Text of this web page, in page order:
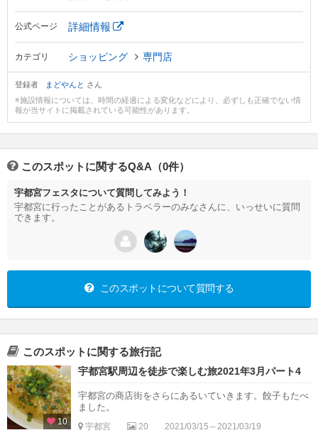
公式ページ 詳細情報
カテゴリ ショッピング 専門店
登録者 まどやんと さん
※施設情報については、時間の経過による変化などにより、必ずしも正確でない情
報が当サイトに掲載されている可能性があります。
このスポットに関するQ&A（0件）
宇都宮フェスタについて質問してみよう！
宇都宮に行ったことがあるトラベラーのみなさんに、いっせいに質問
できます。
このスポットについて質問する
このスポットに関する旅行記
10
宇都宮駅周辺を徒歩で楽しむ旅2021年3月パート4
宇都宮の商店街をさらにあるいていきます。餃子もたべ
ました。
宇都宮 20
2021/03/15～2021/03/19